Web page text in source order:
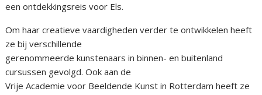
een ontdekkingsreis voor Els.
Om haar creatieve vaardigheden verder te ontwikkelen heeft
ze bij verschillende
gerenommeerde kunstenaars in binnen- en buitenland
cursussen gevolgd. Ook aan de
Vrije Academie voor Beeldende Kunst in Rotterdam heeft ze